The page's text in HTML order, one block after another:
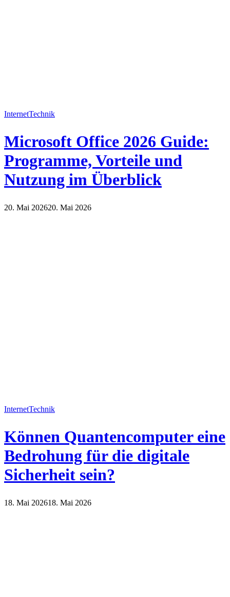
InternetTechnik
Microsoft Office 2026 Guide:
Programme, Vorteile und
Nutzung im Überblick
20. Mai 202620. Mai 2026
InternetTechnik
Können Quantencomputer eine
Bedrohung für die digitale
Sicherheit sein?
18. Mai 202618. Mai 2026